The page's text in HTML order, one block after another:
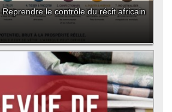
le contrôle du récit africain